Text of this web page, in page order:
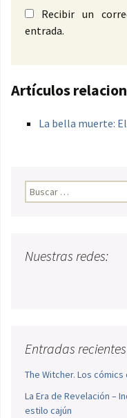
Recibir un
entrada.
Artículos
La bella muerte:
Buscar:
Nuestras redes:
Entradas recientes
The Witcher. Los
La Era de Revelación –
estilo cajún